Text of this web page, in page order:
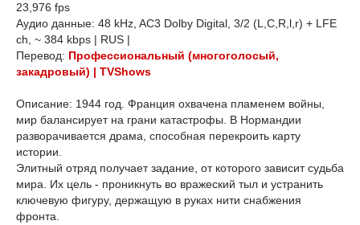
23,976 fps
Аудио данные: 48 kHz, AC3 Dolby Digital, 3/2 (L,C,R,l,r) + LFE
ch, ~ 384 kbps | RUS |
Перевод: Профессиональный (многоголосый,
закадровый) | TVShows
Описание: 1944 год. Франция охвачена пламенем войны,
мир балансирует на грани катастрофы. В Нормандии
разворачивается драма, способная перекроить карту
истории.
Элитный отряд получает задание, от которого зависит судьба
мира. Их цель - проникнуть во вражеский тыл и устранить
ключевую фигуру, держащую в руках нити снабжения
фронта.